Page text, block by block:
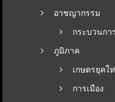
อาชญากรรม
กระบวนกา
ภูมิภาค
เกษตรยุคใ
การเมือง